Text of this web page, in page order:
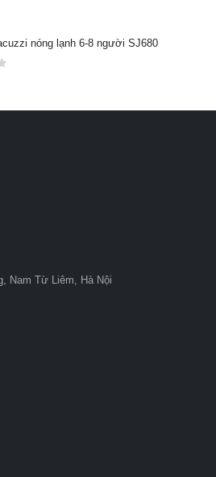
nóng lạnh 6-8 người SJ680
Nam Từ Liêm, Hà Nội